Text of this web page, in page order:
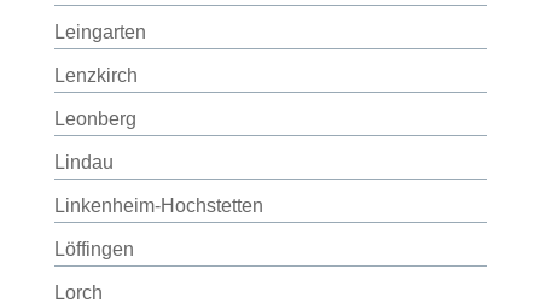
Leingarten
Lenzkirch
Leonberg
Lindau
Linkenheim-Hochstetten
Löffingen
Lorch